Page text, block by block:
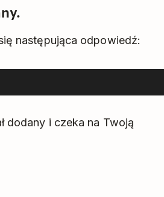
następująca odpowiedź:
dodany i czeka na Twoją